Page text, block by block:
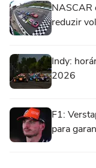
NASCAR
reduzir
Indy:
2026
F1:
para